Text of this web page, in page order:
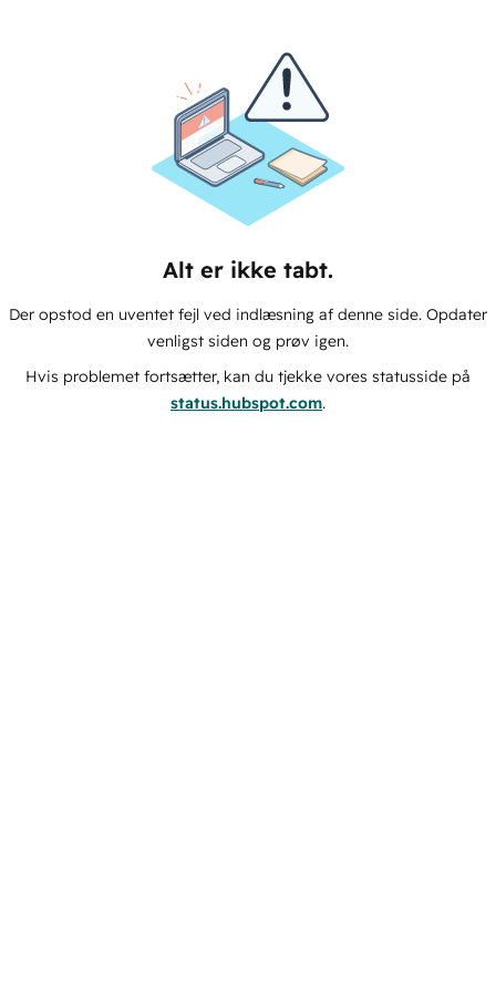
Alt er ikke tabt.
Der opstod en uventet fejl ved indlæsning af denne side. Opdater
venligst siden og prøv igen.
Hvis problemet fortsætter, kan du tjekke vores statusside på
status.hubspot.com.